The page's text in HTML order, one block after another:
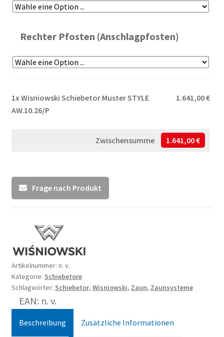
Rechter Pfosten (Anschlagpfosten)
1x Wisniowski Schiebetor Muster STYLE
AW.10.26/P
1.641,00 €
Zwischensumme 1.641,00 €
Frage nach Produkt
Artikelnummer: n. v.
Kategorie: Schiebetore
Schlagwörter: Schiebetor, Wisniowski, Zaun, Zaunsysteme
EAN: n. v.
Beschreibung Zusätzliche Informationen